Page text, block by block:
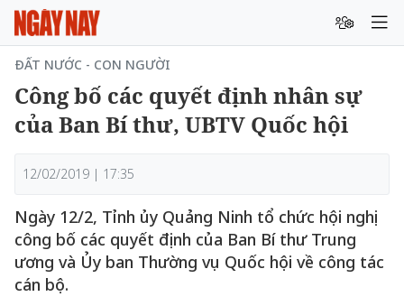
ĐẤT NƯỚC - CON NGƯỜI
Công bố các quyết định nhân sự
của Ban Bí thư, UBTV Quốc hội
12/02/2019 | 17:35
Ngày 12/2, Tỉnh ủy Quảng Ninh tổ chức hội nghị
công bố các quyết định của Ban Bí thư Trung
ương và Ủy ban Thường vụ Quốc hội về công tác
cán bộ.